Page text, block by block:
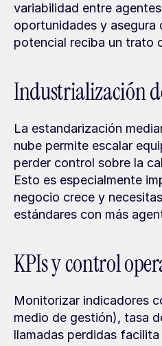
variabilidad entre
oportunidades y asegura
potencial reciba un trato
Industrialización
La estandarización
nube permite escalar
perder control sobre la
Esto es especialmente
negocio crece y
estándares con más
KPIs y control
Monitorizar indicadores
medio de gestión), tasa
llamadas perdidas